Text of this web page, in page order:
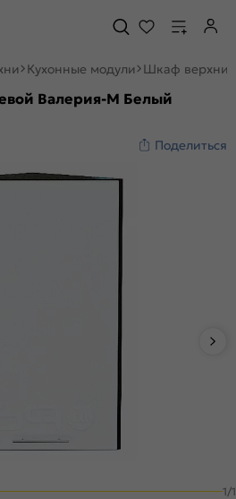
Кухонные модули Шкаф
Валерия-М Белый
Поделиться
1/1